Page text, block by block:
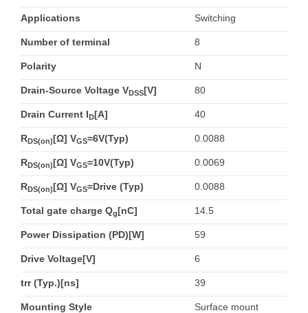
Applications Switching
Number of terminal 8
Polarity N
Drain-Source Voltage VDSS[V] 80
Drain Current ID[A] 40
RDS(on)[Ω] VGS=6V(Typ) 0.0088
RDS(on)[Ω] VGS=10V(Typ) 0.0069
RDS(on)[Ω] VGS=Drive (Typ) 0.0088
Total gate charge Qg[nC] 14.5
Power Dissipation (PD)[W] 59
Drive Voltage[V] 6
trr (Typ.)[ns] 39
Mounting Style Surface mount